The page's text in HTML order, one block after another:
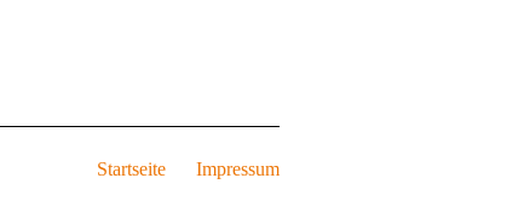
Startseite Impressum